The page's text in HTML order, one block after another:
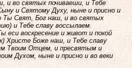
и во святых почиваеши, и Тебе
и Святому Духу, ныне и присно и
Ты Свят, Бог наш, и во святых
и Тебе славу воссылаем.
еси воскресение и живот и покой
Христе Боже наш, и Тебе славу
Твоим Отцем, и пресвятым и
Духом, ныне и присно и во веки